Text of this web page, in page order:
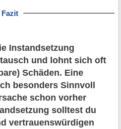
Fazit
Instandsetzung
und lohnt sich oft
Schäden. Eine
besonders Sinnvoll
schon vorher
solltest du
vertrauenswürdigen